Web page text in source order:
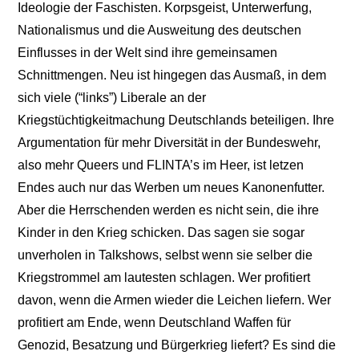
Ideologie der Faschisten. Korpsgeist, Unterwerfung,
Nationalismus und die Ausweitung des deutschen
Einflusses in der Welt sind ihre gemeinsamen
Schnittmengen. Neu ist hingegen das Ausmaß, in dem
sich viele (“links”) Liberale an der
Kriegstüchtigkeitmachung Deutschlands beteiligen. Ihre
Argumentation für mehr Diversität in der Bundeswehr,
also mehr Queers und FLINTA’s im Heer, ist letzen
Endes auch nur das Werben um neues Kanonenfutter.
Aber die Herrschenden werden es nicht sein, die ihre
Kinder in den Krieg schicken. Das sagen sie sogar
unverholen in Talkshows, selbst wenn sie selber die
Kriegstrommel am lautesten schlagen. Wer profitiert
davon, wenn die Armen wieder die Leichen liefern. Wer
profitiert am Ende, wenn Deutschland Waffen für
Genozid, Besatzung und Bürgerkrieg liefert? Es sind die